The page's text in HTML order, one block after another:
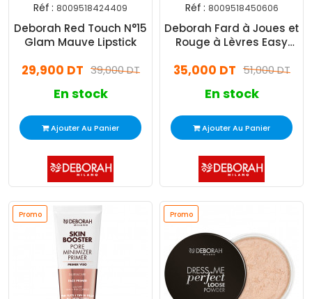
Réf : 8009518424409
Deborah Red Touch N°15
Glam Mauve Lipstick
39,000 DT
29,900 DT
En stock
Ajouter Au Panier
Réf : 8009518450606
Deborah Fard à Joues et
Rouge à Lèvres Easy
51,000 DT
35,000 DT
En stock
Ajouter Au Panier
Promo Promo